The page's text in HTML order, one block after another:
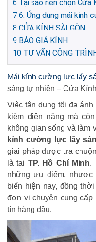
6 Tại sao nên chọn Cửa
7 6. Ứng dụng mái kính
8 CỬA KÍNH SÀI GÒN
9 BÁO GIÁ KÍNH
10 TƯ VẤN CÔNG
Mái kính cường lực lấy
sáng tự nhiên – Cửa
Việc tận dụng tối đa
kiệm điện năng mà
không gian sống và làm
kính cường lực lấy
giải pháp được ưa
là tại TP. Hồ Chí Minh.
những ưu điểm, nhược
biến hiện nay, đồng
đơn vị chuyên cung cấp
tín hàng đầu.